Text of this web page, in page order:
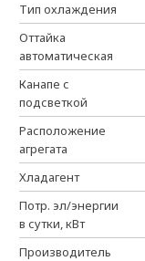
Тип охлаждения
Оттайка
автоматическая
Канапе с
подсветкой
Расположение
агрегата
Хладагент
Потр. эл/энергии
в сутки, кВт
Производитель